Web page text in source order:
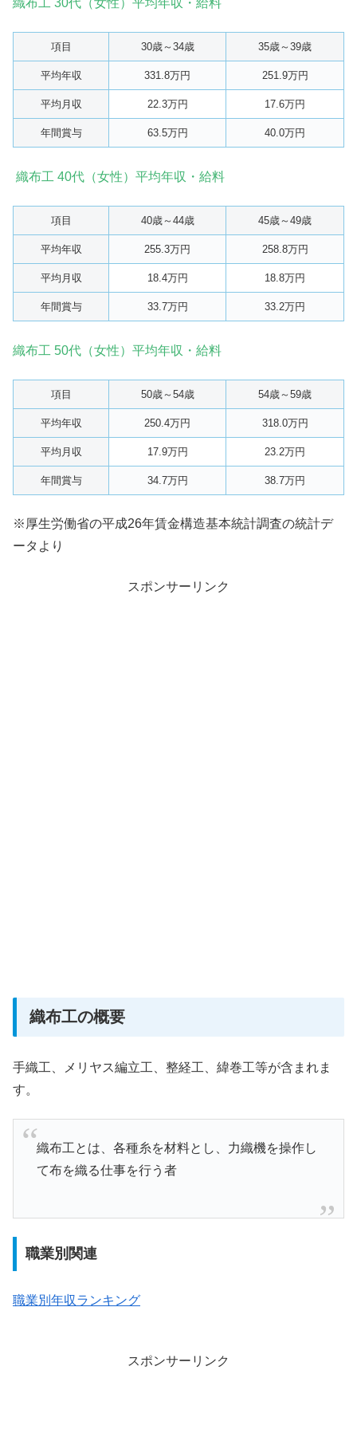
織布工 30代（女性）平均年収・給料
項目 30歳～34歳 35歳～39歳
平均年収 331.8万円 251.9万円
平均月収 22.3万円 17.6万円
年間賞与 63.5万円 40.0万円
織布工 40代（女性）平均年収・給料
項目 40歳～44歳 45歳～49歳
平均年収 255.3万円 258.8万円
平均月収 18.4万円 18.8万円
年間賞与 33.7万円 33.2万円
織布工 50代（女性）平均年収・給料
項目 50歳～54歳 54歳～59歳
平均年収 250.4万円 318.0万円
平均月収 17.9万円 23.2万円
年間賞与 34.7万円 38.7万円
※厚生労働省の平成26年賃金構造基本統計調査の統計デ
ータより
スポンサーリンク
織布工の概要
手織工、メリヤス編立工、整経工、緯巻工等が含まれま
す。
織布工とは、各種糸を材料とし、力織機を操作し
て布を織る仕事を行う者
職業別関連
職業別年収ランキング
スポンサーリンク